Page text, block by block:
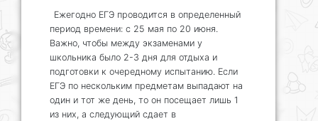
Ежегодно ЕГЭ проводится в определенный
период времени: с 25 мая по 20 июня.
Важно, чтобы между экзаменами у
школьника было 2-3 дня для отдыха и
подготовки к очередному испытанию. Если
ЕГЭ по нескольким предметам выпадают на
один и тот же день, то он посещает лишь 1
из них, а следующий сдает в